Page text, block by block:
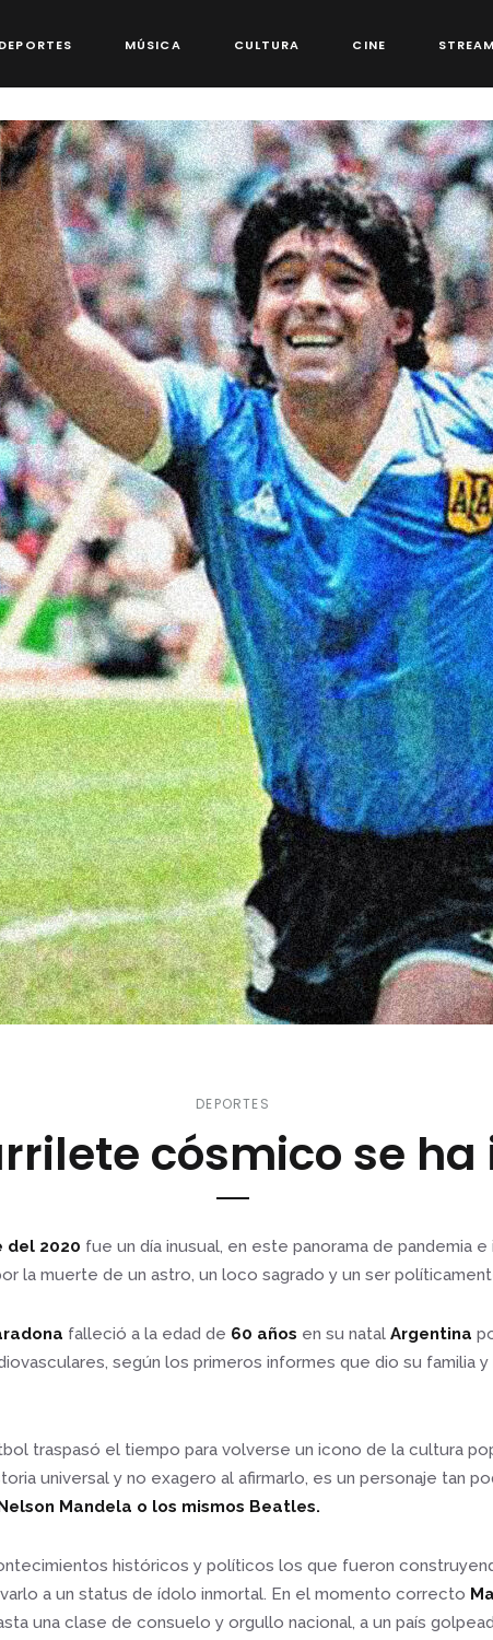
DEPORTES MÚSICA CULTURA CINE
DEPORTES
cósmico se ha
del 2020 fue un día inusual, en este panorama de pandemia
la muerte de un astro, un loco sagrado y un ser
falleció a la edad de 60 años en su natal Argentina
según los primeros informes que dio su familia
traspasó el tiempo para volverse un icono de la cultura
universal y no exagero al afirmarlo, es un personaje tan
Mandela o los mismos Beatles.
históricos y políticos los que fueron
a un status de ídolo inmortal. En el momento correcto
una clase de consuelo y orgullo nacional, a un país